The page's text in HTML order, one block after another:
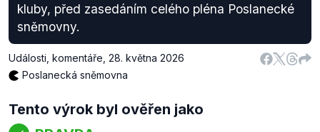
kluby, před zasedáním celého pléna Poslanecké
sněmovny.
Události, komentáře 28. května 2026
Poslanecká sněmovna
Tento výrok byl ověřen jako